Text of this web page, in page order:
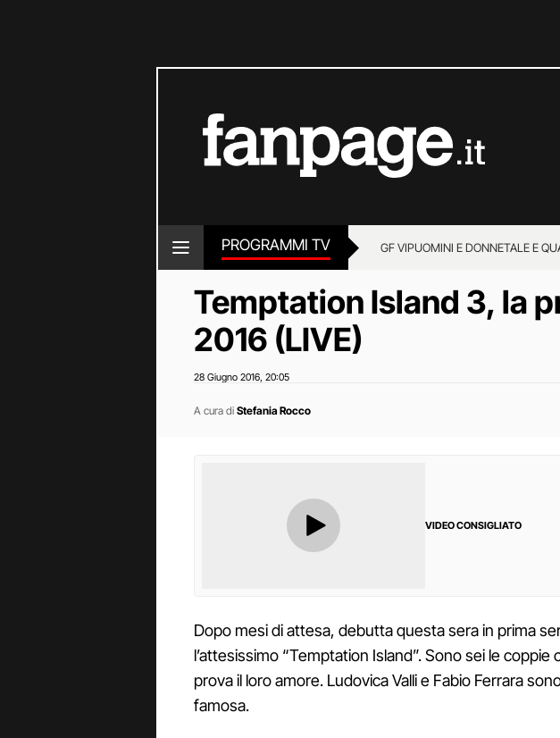
PROGRAMMI TV GF VIPUOMINI E DONNETALE E
Temptation Island 3, la
2016 (LIVE)
28 Giugno 2016 20:05
A cura di Stefania Rocco
VIDEO CONSIGLIATO
Dopo mesi di attesa, debutta questa sera in prima
l’attesissimo “Temptation Island”. Sono sei le
prova il loro amore. Ludovica Valli e Fabio Ferrara
famosa.